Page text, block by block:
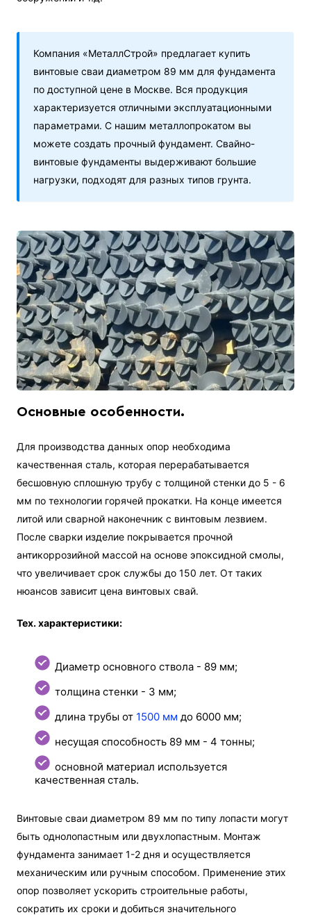
Компания «МеталлСтрой» предлагает купить
винтовые сваи диаметром 89 мм для фундамента
по доступной цене в Москве. Вся продукция
характеризуется отличными эксплуатационными
параметрами. С нашим металлопрокатом вы
можете создать прочный фундамент. Свайно-
винтовые фундаменты выдерживают большие
нагрузки, подходят для разных типов грунта.
Основные особенности.
Для производства данных опор необходима
качественная сталь, которая перерабатывается
бесшовную сплошную трубу с толщиной стенки до 5 - 6
мм по технологии горячей прокатки. На конце имеется
литой или сварной наконечник с винтовым лезвием.
После сварки изделие покрывается прочной
антикоррозийной массой на основе эпоксидной смолы,
что увеличивает срок службы до 150 лет. От таких
нюансов зависит цена винтовых свай.
Тех. характеристики:
Диаметр основного ствола - 89 мм;
толщина стенки - 3 мм;
длина трубы от 1500 мм до 6000 мм;
несущая способность 89 мм - 4 тонны;
основной материал используется
качественная сталь.
Винтовые сваи диаметром 89 мм по типу лопасти могут
быть однолопастным или двухлопастным. Монтаж
фундамента занимает 1-2 дня и осуществляется
механическим или ручным способом. Применение этих
опор позволяет ускорить строительные работы,
сократить их сроки и добиться значительного